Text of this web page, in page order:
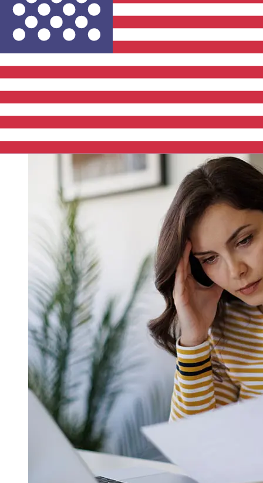
Los tiempos de entrega para transferencias
internacionales con Montepio de Países Miembros del
Euro a Estados Unidos varían según el método de pago
y el momento de la transacción. Normalmente, las
transferencias bancarias internacionales tardan entre 1
y 5 días laborables. Factores como los festivos